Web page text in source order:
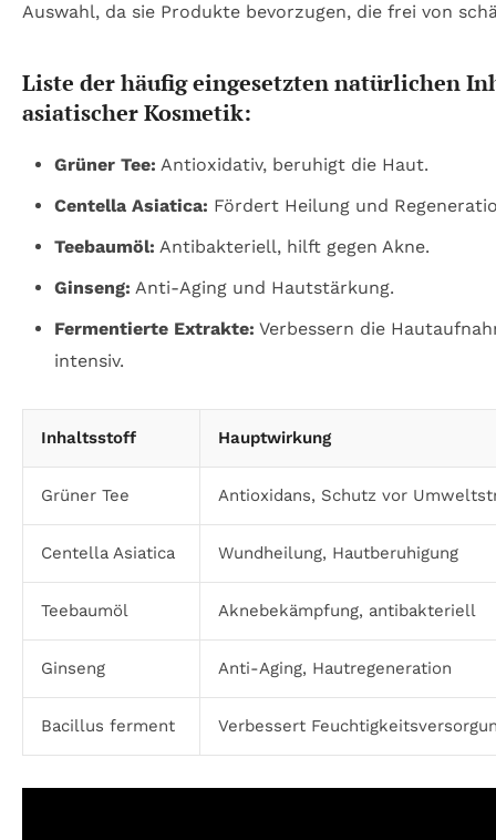
Auswahl, da sie Produkte bevorzugen, die frei von
Liste der häufig eingesetzten natürlichen
asiatischer Kosmetik:
Grüner Tee: Antioxidativ, beruhigt die Haut.
Centella Asiatica: Fördert Heilung und
Teebaumöl: Antibakteriell, hilft gegen Akne.
Ginseng: Anti-Aging und Hautstärkung.
Fermentierte Extrakte: Verbessern die
intensiv.
Inhaltsstoff Hauptwirkung
Grüner Tee Antioxidans, Schutz vor
Centella Asiatica Wundheilung, Hautberuhigung
Teebaumöl Aknebekämpfung, antibakteriell
Ginseng Anti-Aging, Hautregeneration
Bacillus ferment Verbessert